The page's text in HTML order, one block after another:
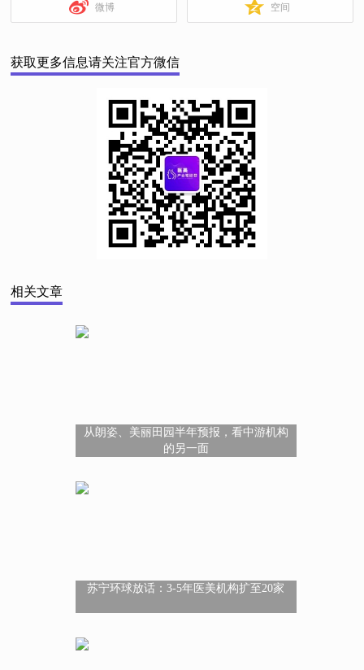
微博 空间
获取更多信息请关注官方微信
相关文章
从朗姿、美丽田园半年预报，看中游机构
的另一面
苏宁环球放话：3-5年医美机构扩至20家